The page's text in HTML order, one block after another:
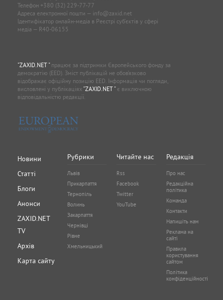
Телефон +380 (32) 229-77-77
Адреса електронної пошти — info@zaxid.net
Ідентифікатор онлайн-медіа в Реєстрі суб'єктів у сфері
медіа — R40-06155
"ZAXID.NET "працює за підтримки Європейського фонду за
демократію (EED). Зміст публікацій не обов’язково
відображає офіційну позицію EED. Інформація чи погляди,
висловлені у публікаціях "ZAXID.NET "є виключною
відповідальністю редакції.
Новини
Статті
Блоги
Анонси
ZAXID.NET
TV
Архів
Карта сайту
Рубрики
Львів
Прикарпаття
Тернопіль
Волинь
Закарпаття
Чернівці
Рівне
Хмельницький
Читайте нас
Rss
Facebook
Twitter
YouTube
Редакція
Про нас
Редакційна
політика
Команда
Контакти
Напишіть нам
Реклама на
сайті
Правила
користування
сайтом
Політика
конфіденційності